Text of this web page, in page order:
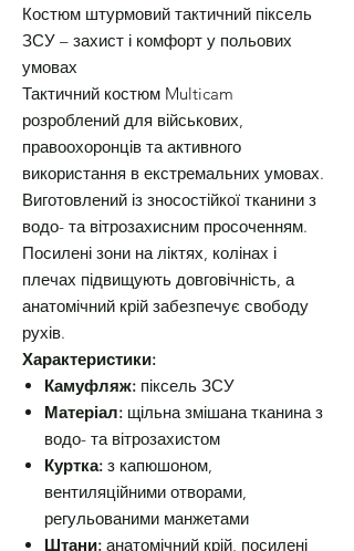
Костюм штурмовий тактичний піксель
ЗСУ – захист і комфорт у польових
умовах
Тактичний костюм Multicam
розроблений для військових,
правоохоронців та активного
використання в екстремальних умовах.
Виготовлений із зносостійкої тканини з
водо- та вітрозахисним просоченням.
Посилені зони на ліктях, колінах і
плечах підвищують довговічність, а
анатомічний крій забезпечує свободу
рухів.
Характеристики:
Камуфляж: піксель ЗСУ
Матеріал: щільна змішана тканина з
водо- та вітрозахистом
Куртка: з капюшоном,
вентиляційними отворами,
регульованими манжетами
Штани: анатомічний крій, посилені